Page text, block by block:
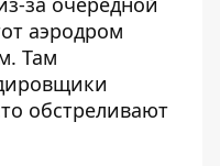
аэродром
Там
обстреливают